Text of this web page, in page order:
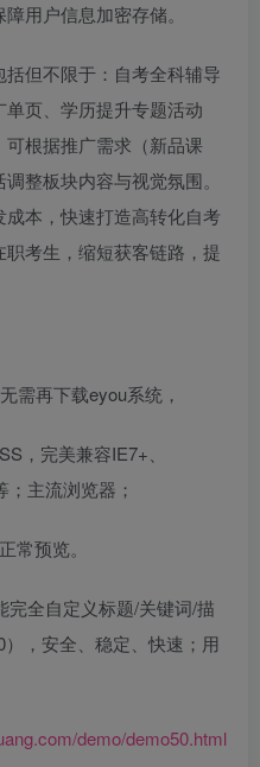
用户信息加密存储。
但不限于：自考全科辅导
页、学历提升专题活动
根据推广需求（新品课
整板块内容与视觉氛围。
本，快速打造高转化自考
考生，缩短获客链路，提
需再下载eyou系统，
，完美兼容IE7+、
主流浏览器；
常预览。
全自定义标题/关键词/描
，安全、稳定、快速；用
demo/demo50.html